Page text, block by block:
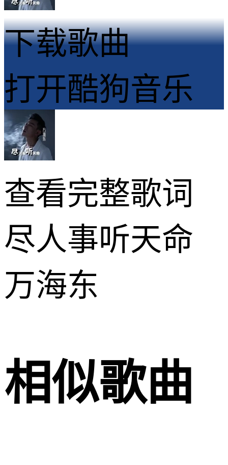
下载歌曲
打开酷狗音乐
查看完整歌词
尽人事听天命
万海东
相似歌曲